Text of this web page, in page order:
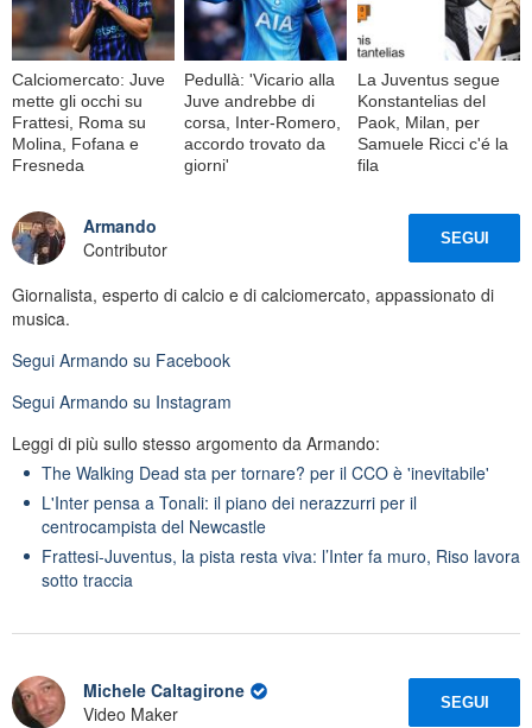
Calciomercato: Juve
mette gli occhi su
Frattesi, Roma su
Molina, Fofana e
Fresneda
Pedullà: 'Vicario alla
Juve andrebbe di
corsa, Inter-Romero,
accordo trovato da
giorni'
La Juventus segue
Konstantelias del
Paok, Milan, per
Samuele Ricci c'é la
fila
Armando
Contributor
SEGUI
Giornalista, esperto di calcio e di calciomercato, appassionato di
musica.
Segui Armando su Facebook
Segui Armando su Instagram
Leggi di più sullo stesso argomento da Armando:
The Walking Dead sta per tornare? per il CCO è 'inevitabile'
L'Inter pensa a Tonali: il piano dei nerazzurri per il
centrocampista del Newcastle
Frattesi-Juventus, la pista resta viva: l’Inter fa muro, Riso lavora
sotto traccia
Michele Caltagirone
Video Maker
SEGUI